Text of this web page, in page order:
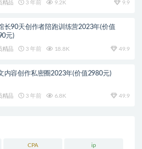
精品 3 年前 9.2K 9.9
长90天创作者陪跑训练营2023年(价值
元)
精品 3 年前 18.8K 49.9
内容创作私密圈2023年(价值2980元)
精品 3 年前 6.8K 49.9
CPA ip